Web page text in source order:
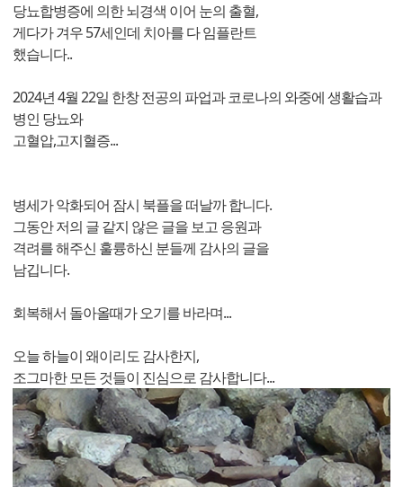
당뇨합병증에 의한 뇌경색 이어 눈의 출혈,
게다가 겨우 57세인데 치아를 다 임플란트
했습니다..
2024년 4월 22일 한창 전공의 파업과 코로나의 와중에 생활습과
병인 당뇨와
고혈압,고지혈증...
병세가 악화되어 잠시 북플을 떠날까 합니다.
그동안 저의 글 같지 않은 글을 보고 응원과
격려를 해주신 훌륭하신 분들께 감사의 글을
남깁니다.
회복해서 돌아올때가 오기를 바라며...
오늘 하늘이 왜이리도 감사한지,
조그마한 모든 것들이 진심으로 감사합니다...